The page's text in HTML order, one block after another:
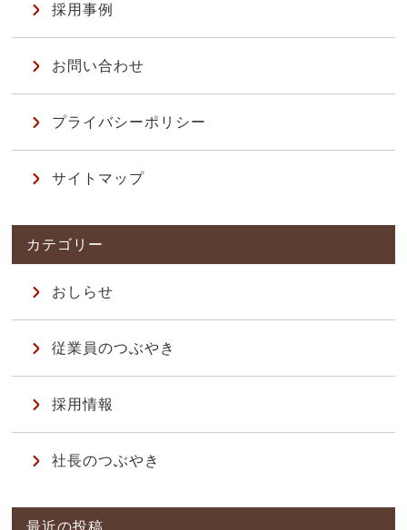
採用事例
お問い合わせ
プライバシーポリシー
サイトマップ
おしらせ
従業員のつぶやき
採用情報
社長のつぶやき